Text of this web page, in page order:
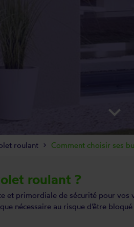
keyboard_arrow_down
roulant ?
et primordiale de sécurité pour vos
nécessaire au risque d’être
roulant Comment choisir ses